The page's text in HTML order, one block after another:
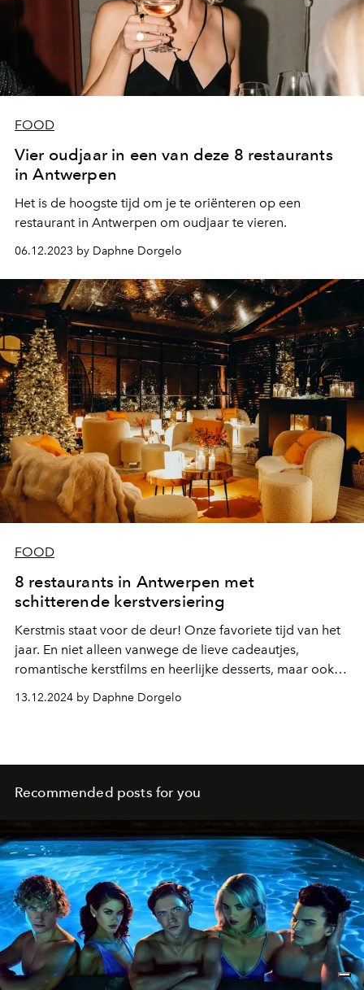
FOOD
Vier oudjaar in een van deze 8 restaurants
in Antwerpen
Het is de hoogste tijd om je te oriënteren op een
restaurant in Antwerpen om oudjaar te vieren.
06.12.2023 by Daphne Dorgelo
FOOD
8 restaurants in Antwerpen met
schitterende kerstversiering
Kerstmis staat voor de deur! Onze favoriete tijd van het
jaar. En niet alleen vanwege de lieve cadeautjes,
romantische kerstfilms en heerlijke desserts, maar ook
vanwege het sfeervolle tafelen met dierbaren. We
verzamelden daarom de restaurants in Antwerpen die
13.12.2024 by Daphne Dorgelo
Recommended posts for you